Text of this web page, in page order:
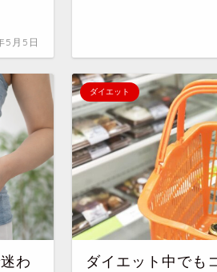
5月5日
わ
ダイエット
ダイエット中でも